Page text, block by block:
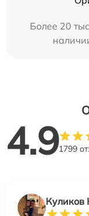
Более 20
4.91799
Куликов